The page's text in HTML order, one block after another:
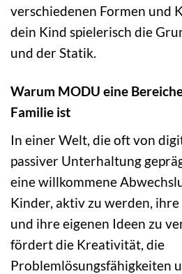
verschiedenen Formen und
dein Kind spielerisch die
und der Statik.
Warum MODU eine
Familie ist
In einer Welt, die oft von
passiver Unterhaltung
eine willkommene
Kinder, aktiv zu werden,
und ihre eigenen Ideen zu
fördert die Kreativität, die
Problemlösungsfähigkeiten